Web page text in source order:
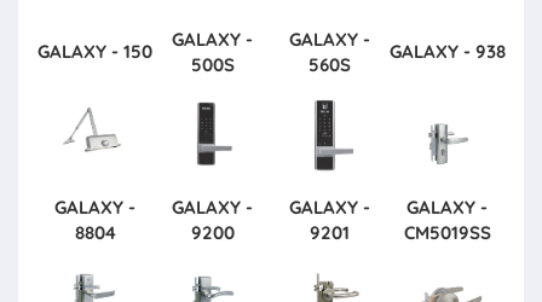
GALAXY - 150
GALAXY -
500S
GALAXY -
560S
GALAXY - 938
GALAXY -
8804
GALAXY -
9200
GALAXY -
9201
GALAXY -
CM5019SS